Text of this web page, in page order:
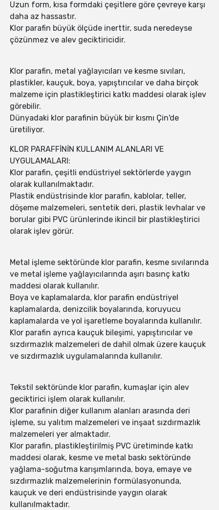
Uzun form, kısa formdaki çeşitlere göre çevreye karşı
daha az hassastır.
Klor parafin büyük ölçüde inerttir, suda neredeyse
çözünmez ve alev geciktiricidir.
Klor parafin, metal yağlayıcıları ve kesme sıvıları,
plastikler, kauçuk, boya, yapıştırıcılar ve daha birçok
malzeme için plastikleştirici katkı maddesi olarak işlev
görebilir.
Dünyadaki klor parafinin büyük bir kısmı Çin'de
üretiliyor.
KLOR PARAFFİNİN KULLANIM ALANLARI VE
UYGULAMALARI:
Klor parafin, çeşitli endüstriyel sektörlerde yaygın
olarak kullanılmaktadır.
Plastik endüstrisinde klor parafin, kablolar, teller,
döşeme malzemeleri, sentetik deri, plastik levhalar ve
borular gibi PVC ürünlerinde ikincil bir plastikleştirici
olarak işlev görür.
Metal işleme sektöründe klor parafin, kesme sıvılarında
ve metal işleme yağlayıcılarında aşırı basınç katkı
maddesi olarak kullanılır.
Boya ve kaplamalarda, klor parafin endüstriyel
kaplamalarda, denizcilik boyalarında, koruyucu
kaplamalarda ve yol işaretleme boyalarında kullanılır.
Klor parafin ayrıca kauçuk bileşimi, yapıştırıcılar ve
sızdırmazlık malzemeleri de dahil olmak üzere kauçuk
ve sızdırmazlık uygulamalarında kullanılır.
Tekstil sektöründe klor parafin, kumaşlar için alev
geciktirici işlem olarak kullanılır.
Klor parafinin diğer kullanım alanları arasında deri
işleme, su yalıtım malzemeleri ve inşaat sızdırmazlık
malzemeleri yer almaktadır.
Klor parafin, plastikleştirilmiş PVC üretiminde katkı
maddesi olarak, kesme ve metal baskı sektöründe
yağlama-soğutma karışımlarında, boya, emaye ve
sızdırmazlık malzemelerinin formülasyonunda,
kauçuk ve deri endüstrisinde yaygın olarak
kullanılmaktadır.